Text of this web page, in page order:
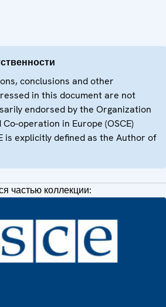
conclusions and other
in this document are not
endorsed by the Organization
operation in Europe (OSCE)
is explicitly defined as the Author of
частью коллекции: